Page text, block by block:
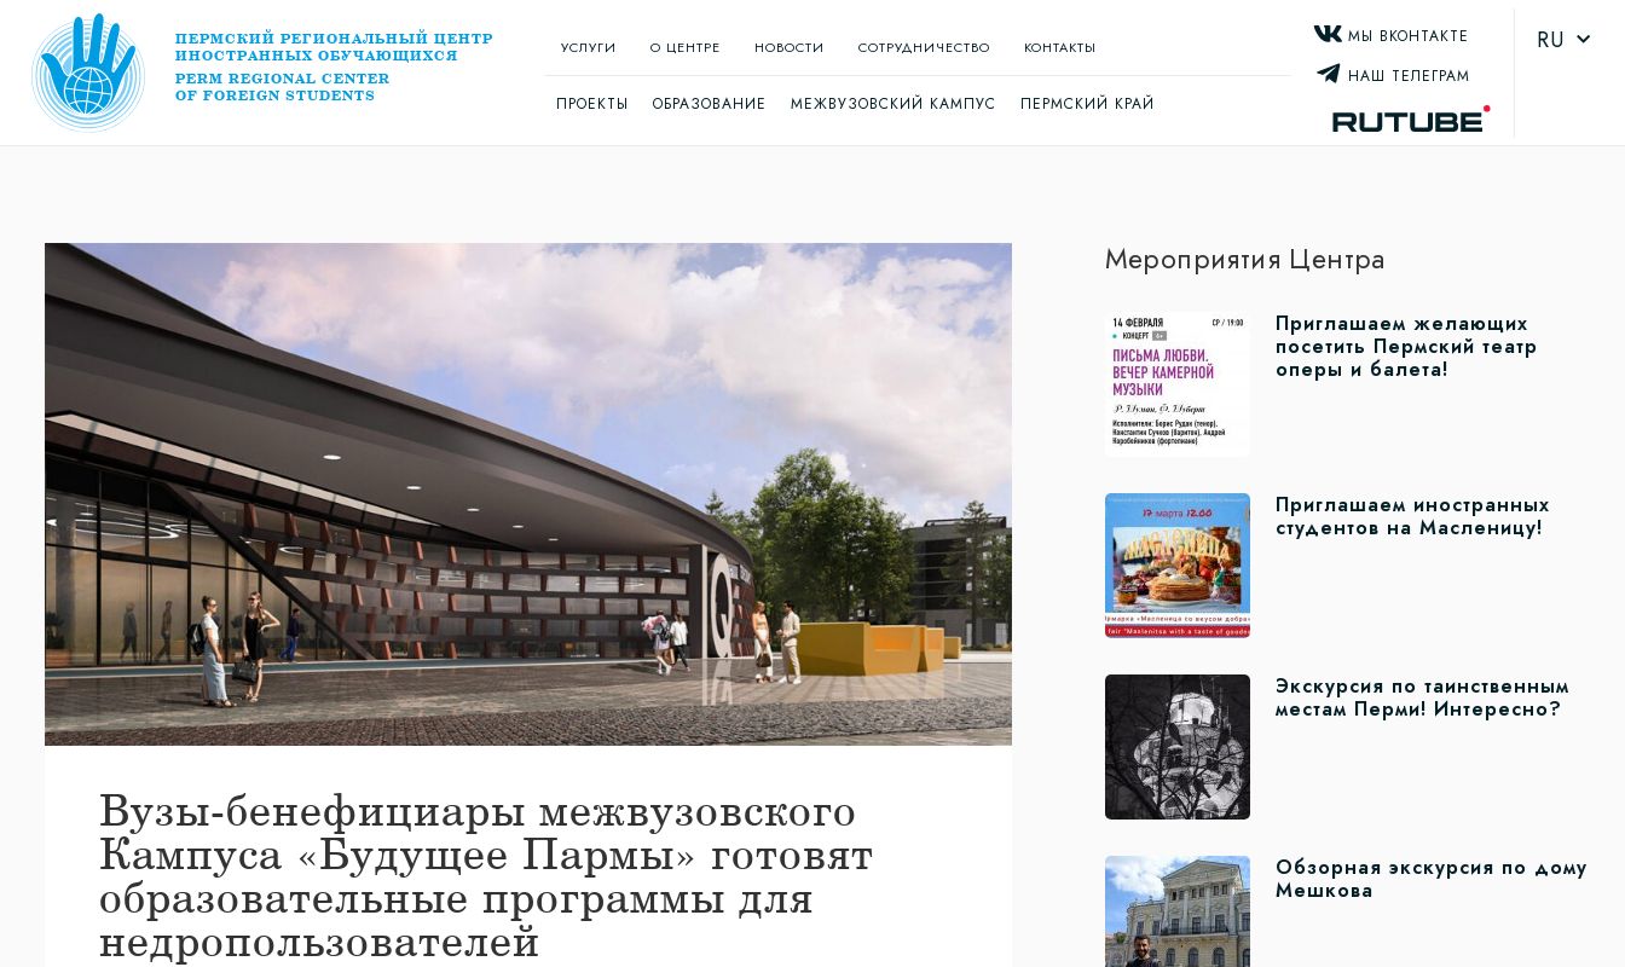
ПЕРМСКИЙ РЕГИОНАЛЬНЫЙ ЦЕНТР
ИНОСТРАННЫХ ОБУЧАЮЩИХСЯ
PERM REGIONAL CENTER
OF FOREIGN STUDENTS
УСЛУГИ О ЦЕНТРЕ НОВОСТИ СОТРУДНИЧЕСТВО КОНТАКТЫ
ПРОЕКТЫ ОБРАЗОВАНИЕ МЕЖВУЗОВСКИЙ КАМПУС ПЕРМСКИЙ КРАЙ
МЫ ВКОНТАКТЕ
НАШ ТЕЛЕГРАМ
RU
Вузы-бенефициары межвузовского
Кампуса «Будущее Пармы» готовят
образовательные программы для
недропользователей
Мероприятия Центра
Приглашаем желающих
посетить Пермский театр
оперы и балета!
Приглашаем иностранных
студентов на Масленицу!
Экскурсия по таинственным
местам Перми! Интересно?
Обзорная экскурсия по дому
Мешкова